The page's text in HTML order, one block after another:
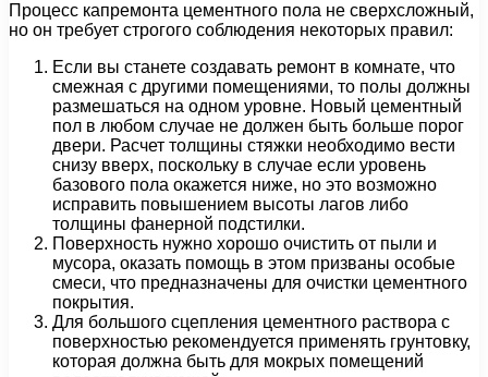
Процесс капремонта цементного пола не сверхсложный,
но он требует строгого соблюдения некоторых правил:
Если вы станете создавать ремонт в комнате, что
смежная с другими помещениями, то полы должны
размешаться на одном уровне. Новый цементный
пол в любом случае не должен быть больше порог
двери. Расчет толщины стяжки необходимо вести
снизу вверх, поскольку в случае если уровень
базового пола окажется ниже, но это возможно
исправить повышением высоты лагов либо
толщины фанерной подстилки.
Поверхность нужно хорошо очистить от пыли и
мусора, оказать помощь в этом призваны особые
смеси, что предназначены для очистки цементного
покрытия.
Для большого сцепления цементного раствора с
поверхностью рекомендуется применять грунтовку,
которая должна быть для мокрых помещений